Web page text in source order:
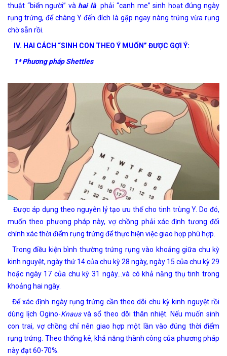
thuật “biển người” và hai làphải “canh me” sinh hoạt đúng ngày
rụng trứng, để chàng Y đến đích là gặp ngay nàng trứng vừa rụng
chờ sẵn rồi.
IV. HAI CÁCH “SINH CON THEO Ý MUỐN” ĐƯỢC GỢI Ý:
1* Phương pháp Shettles
Được áp dụng theo nguyên lý tạo ưu thế cho tinh trùng Y. Do đó,
muốn theo phương pháp này, vợ chồng phải xác định tương đối
chính xác thời điểm rụng trứng để thực hiện việc giao hợp phù hợp.
Trong điều kiện bình thường trứng rụng vào khoảng giữa chu kỳ
kinh nguyệt, ngày thứ 14 của chu kỳ 28 ngày, ngày 15 của chu kỳ 29
hoặc ngày 17 của chu kỳ 31 ngày…và có khả năng thụ tinh trong
khoảng hai ngày.
Để xác định ngày rụng trứng cần theo dõi chu kỳ kinh nguyệt rồi
dùng lịch Ogino-Knausvà sổ theo dõi thân nhiệt. Nếu muốn sinh
con trai, vợ chồng chỉ nên giao hợp một lần vào đúng thời điểm
rụng trứng. Theo thống kê, khả năng thành công của phương pháp
này đạt 60-70%.